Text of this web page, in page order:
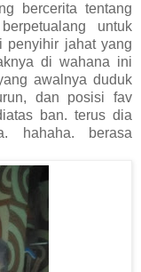
bercerita tentang
untuk
penyihir jahat yang
di wahana ini
awalnya duduk
dan posisi fav
ban. terus dia
hahaha. berasa